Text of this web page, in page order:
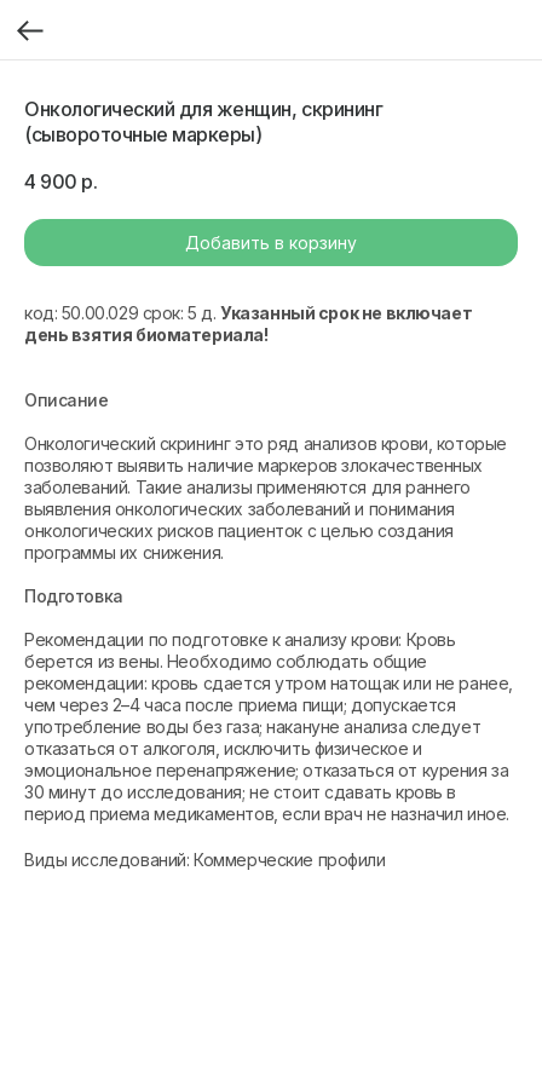
Онкологический для женщин, скрининг
(сывороточные маркеры)
4 900 р.
Добавить в корзину
код: 50.00.029 срок: 5 д.Указанный срок не включает
день взятия биоматериала!
Описание
Онкологический скрининг это ряд анализов крови, которые
позволяют выявить наличие маркеров злокачественных
заболеваний. Такие анализы применяются для раннего
выявления онкологических заболеваний и понимания
онкологических рисков пациенток с целью создания
программы их снижения.
Подготовка
Рекомендации по подготовке к анализу крови: Кровь
берется из вены. Необходимо соблюдать общие
рекомендации: кровь сдается утром натощак или не ранее,
чем через 2–4 часа после приема пищи; допускается
употребление воды без газа; накануне анализа следует
отказаться от алкоголя, исключить физическое и
эмоциональное перенапряжение; отказаться от курения за
30 минут до исследования; не стоит сдавать кровь в
период приема медикаментов, если врач не назначил иное.
Виды исследований: Коммерческие профили